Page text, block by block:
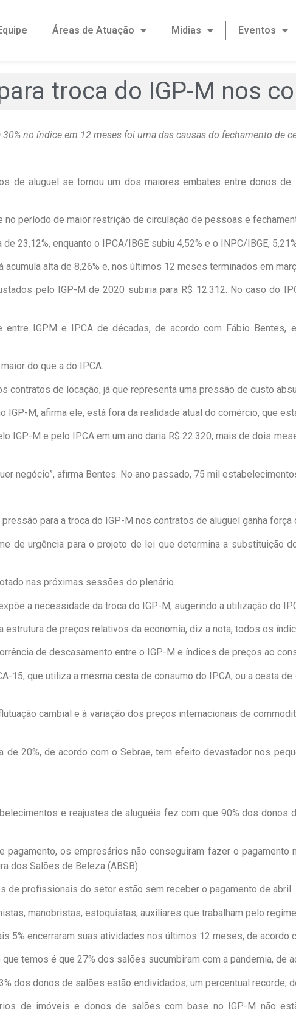
Áreas de Atuação Midias Eventos
troca do IGP-M nos
no índice em 12 meses foi uma das causas do fechamento de
de aluguel se tornou um dos maiores embates entre donos
no período de maior restrição de circulação de pessoas e
23,12%, enquanto o IPCA/IBGE subiu 4,52% e o INPC/IBGE,
alta de 8,26% e, nos últimos 12 meses terminados em
pelo IGP-M de 2020 subiria para R$ 12.312. No caso do
IGPM e IPCA de décadas, de acordo com Fábio Bentes,
do que a do IPCA.
contratos de locação, já que representa uma pressão de custo
IGP-M, afirma ele, está fora da realidade atual do comércio, que
IGP-M e pelo IPCA em um ano daria R$ 22.320, mais de dois
negócio”, afirma Bentes. No ano passado, 75 mil
para a troca do IGP-M nos contratos de aluguel ganha
de urgência para o projeto de lei que determina a substituição
nas próximas sessões do plenário.
a necessidade da troca do IGP-M, sugerindo a utilização do
estrutura de preços relativos da economia, diz a nota, todos os
de descasamento entre o IGP-M e índices de preços ao
15, que utiliza a mesma cesta de consumo do IPCA, ou a cesta
cambial e à variação dos preços internacionais de
de 20%, de acordo com o Sebrae, tem efeito devastador nos
e reajustes de aluguéis fez com que 90% dos
pagamento, os empresários não conseguiram fazer o
dos Salões de Beleza (ABSB).
de profissionais do setor estão sem receber o pagamento de abril.
manobristas, estoquistas, auxiliares que trabalham pelo regime
5% encerraram suas atividades nos últimos 12 meses, de acordo
temos é que 27% dos salões sucumbiram com a pandemia, de
dos donos de salões estão endividados, um percentual recorde,
de imóveis e donos de salões com base no IGP-M não